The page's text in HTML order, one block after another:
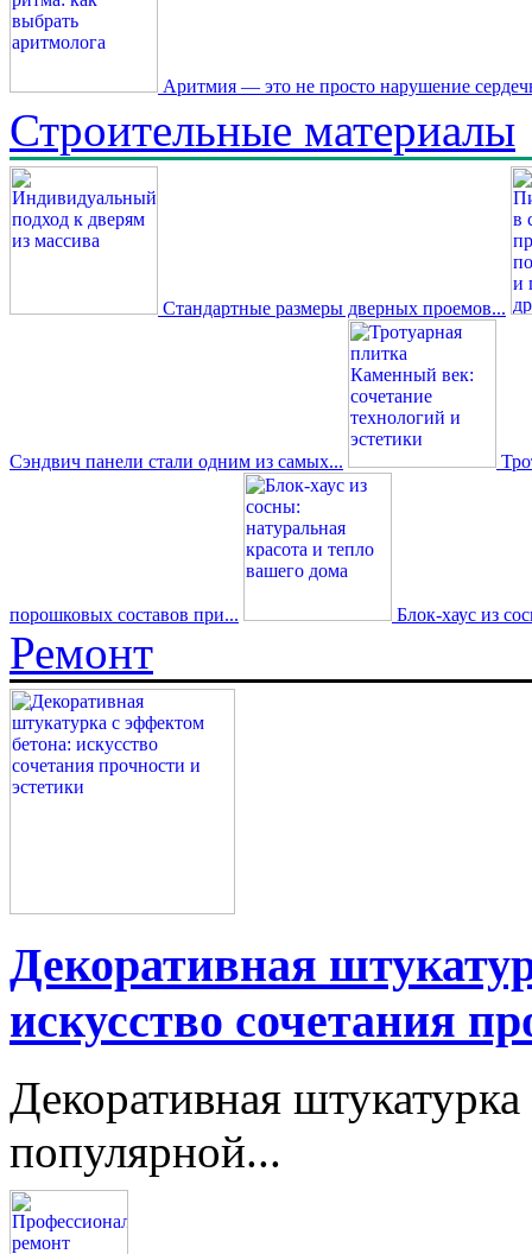
Аритмия — это не просто нарушение
Строительные материалы
Стандартные размеры дверных проемов...
Сэндвич панели стали одним из самых...
порошковых составов при... Блок-хаус из
Ремонт
Декоративная
искусство сочетания
Декоративная
популярной...